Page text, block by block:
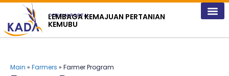
content
OFFICIAL PORTAL
LEMBAGA KEMAJUAN PERTANIAN
KEMUBU
Main » Farmers » Farmer Program